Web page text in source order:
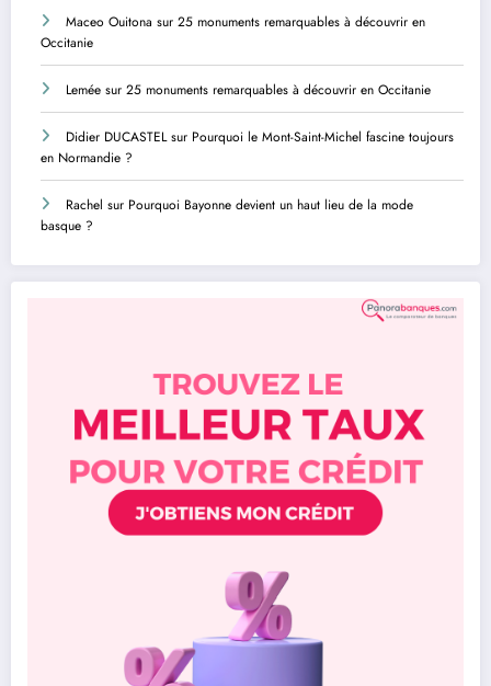
Maceo Ouitona sur 25 monuments remarquables à découvrir en
Occitanie
Lemée sur 25 monuments remarquables à découvrir en Occitanie
Didier DUCASTELsur Pourquoi le Mont-Saint-Michel fascine toujours
en Normandie ?
Rachel sur Pourquoi Bayonne devient un haut lieu de la mode
basque ?